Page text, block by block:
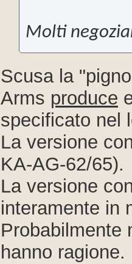
Molti
Scusa la
Arms produce
specificato nel
La versione
KA-AG-62/65).
La versione
interamente in
Probabilmente
hanno ragione.